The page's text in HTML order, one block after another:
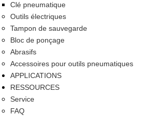
Clé pneumatique
Outils électriques
Tampon de sauvegarde
Bloc de ponçage
Abrasifs
Accessoires pour outils pneumatiques
APPLICATIONS
RESSOURCES
Service
FAQ